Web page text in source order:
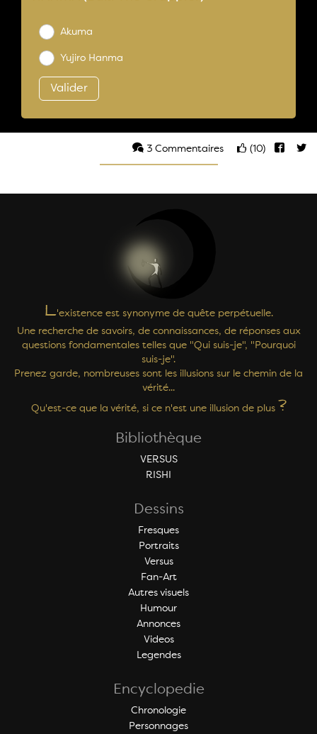
Akuma
Yujiro Hanma
Valider
3 Commentaires (10)
L'existence est synonyme de quête perpétuelle.
Une recherche de savoirs, de connaissances, de réponses aux
questions fondamentales telles que "Qui suis-je", "Pourquoi
suis-je".
Prenez garde, nombreuses sont les illusions sur le chemin de la
vérité...
Qu'est-ce que la vérité, si ce n'est une illusion de plus ?
Bibliothèque
VERSUS
RISHI
Dessins
Fresques
Portraits
Versus
Fan-Art
Autres visuels
Humour
Annonces
Videos
Legendes
Encyclopedie
Chronologie
Personnages